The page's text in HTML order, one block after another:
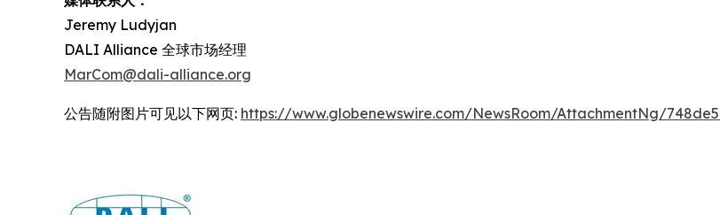
Jeremy Ludyjan
DALI Alliance 全球市场经理
MarCom@dali-alliance.org
公告随附图片可见以下网页: https://www.globenewswire.com/NewsRoom/AttachmentNg/